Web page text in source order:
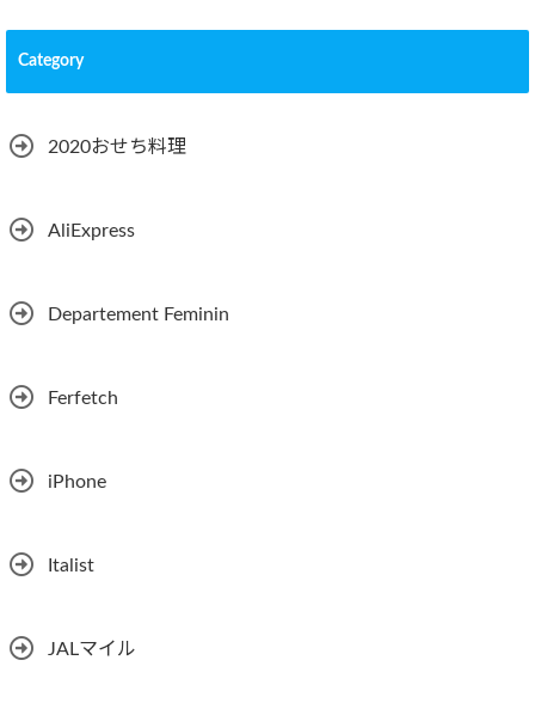
Category
2020おせち料理
AliExpress
Departement Feminin
Ferfetch
iPhone
Italist
JALマイル